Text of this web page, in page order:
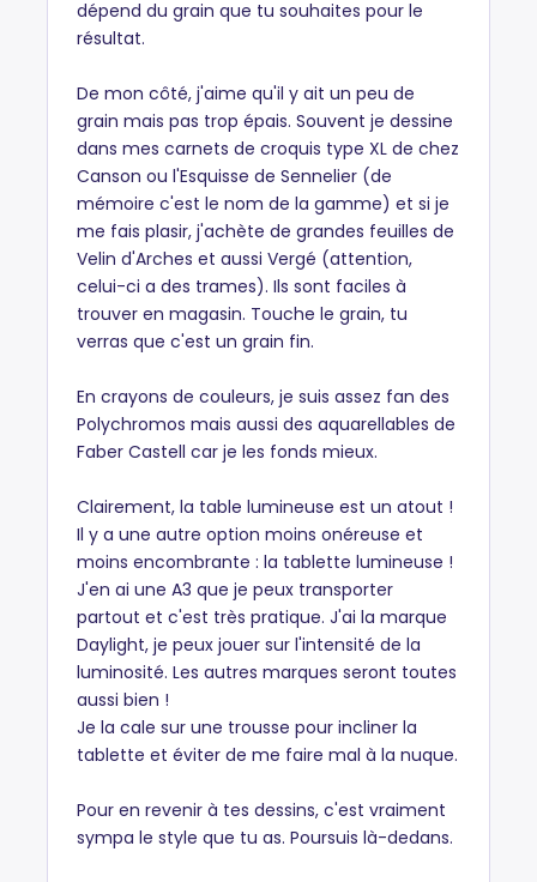
dépend du grain que tu souhaites pour le
résultat.
De mon côté, j'aime qu'il y ait un peu de
grain mais pas trop épais. Souvent je dessine
dans mes carnets de croquis type XL de chez
Canson ou l'Esquisse de Sennelier (de
mémoire c'est le nom de la gamme) et si je
me fais plasir, j'achète de grandes feuilles de
Velin d'Arches et aussi Vergé (attention,
celui-ci a des trames). Ils sont faciles à
trouver en magasin. Touche le grain, tu
verras que c'est un grain fin.
En crayons de couleurs, je suis assez fan des
Polychromos mais aussi des aquarellables de
Faber Castell car je les fonds mieux.
Clairement, la table lumineuse est un atout !
Il y a une autre option moins onéreuse et
moins encombrante : la tablette lumineuse !
J'en ai une A3 que je peux transporter
partout et c'est très pratique. J'ai la marque
Daylight, je peux jouer sur l'intensité de la
luminosité. Les autres marques seront toutes
aussi bien !
Je la cale sur une trousse pour incliner la
tablette et éviter de me faire mal à la nuque.
Pour en revenir à tes dessins, c'est vraiment
sympa le style que tu as. Poursuis là-dedans.